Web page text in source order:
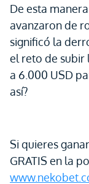
De esta
avanzaron de
significó la
el reto de subir
a 6.000 USD
así?
Si quieres
GRATIS en la